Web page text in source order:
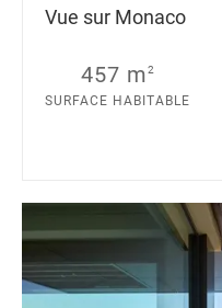
Vue sur Monaco
457 m2
SURFACE HABITABLE